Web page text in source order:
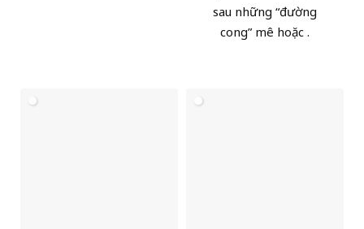
sau những “đường
cong” mê hoặc .